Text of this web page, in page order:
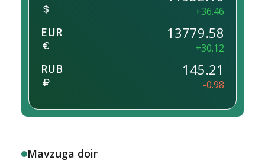
+36.46
EUR 13779.58
+30.12
RUB 145.21
-0.98
Mavzuga doir